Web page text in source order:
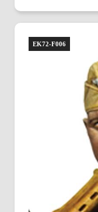
EK72-F006